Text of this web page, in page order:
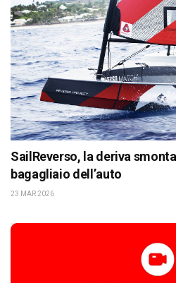
SailReverso, la deriva
bagagliaio dell’auto
23 MAR 2026